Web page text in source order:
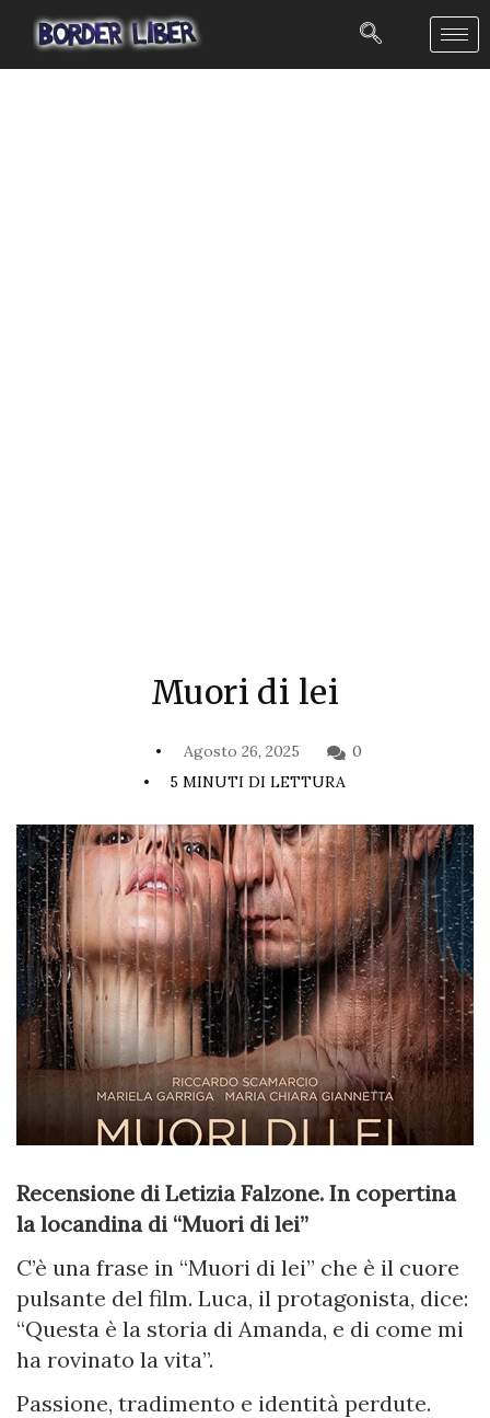
Muori di lei
Agosto 26, 2025
0
5 MINUTI DI LETTURA
Recensione di Letizia Falzone. In copertina
la locandina di “Muori di lei”
C’è una frase in “Muori di lei” che è il cuore
pulsante del film. Luca, il protagonista, dice:
“Questa è la storia di Amanda, e di come mi
ha rovinato la vita”.
Passione, tradimento e identità perdute.